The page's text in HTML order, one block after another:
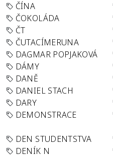
ČÍNA
ČOKOLÁDA
ČT
ČUTACÍMERUNA
DAGMAR POPJAKOVÁ
DÁMY
DANĚ
DANIEL STACH
DARY
DEMONSTRACE
DEN STUDENTSTVA
DENÍK N